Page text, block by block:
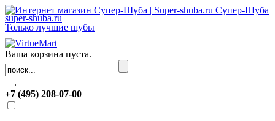
Супер-Шуба
super-shuba.ru
Только лучшие шубы
Ваша корзина пуста.
.
+7 (495) 208-07-00